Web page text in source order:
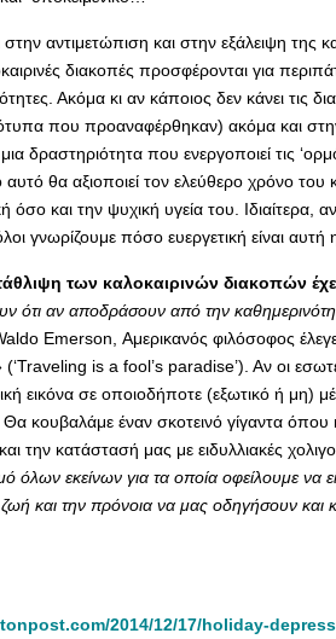
στην αντιμετώπιση και στην εξάλειψη της
διακοπές προσφέρονται για
Ακόμα κι αν κάποιος δεν κάνει τις
που προαναφέρθηκαν) ακόμα και
δραστηριότητα που ενεργοποιεί τις
θα αξιοποιεί τον ελεύθερο χρόνο του
και την ψυχική υγεία του. Ιδιαίτερα,
γνωρίζουμε πόσο ευεργετική είναι
των καλοκαιρινών διακοπών
ότι αν αποδράσουν από την
Emerson, Αμερικανός φιλόσοφος έλεγε
is a fool’s paradise’). Αν οι
εικόνα σε οποιοδήποτε (εξωτικό ή μη)
Θα κουβαλάμε έναν σκοτεινό γίγαντα
την κατάστασή μας με ειδυλλιακές
όλων εκείνων για τα οποία οφείλουμε να
και την πρόνοια να μας οδηγήσουν και
2014/12/17/holiday-